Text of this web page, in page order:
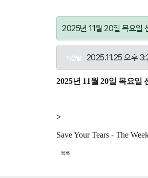
2025년 11월 20일 목요일
작성일 2025.11.25 오후
2025년 11월 20일 목요일
>
Save Your Tears - The
목록